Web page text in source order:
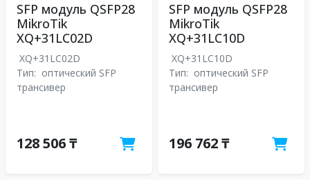
SFP модуль QSFP28
MikroTik
XQ+31LC02D
XQ+31LC02D
Тип: оптический SFP
трансивер
128 506 ₸
SFP модуль QSFP28
MikroTik
XQ+31LC10D
XQ+31LC10D
Тип: оптический SFP
трансивер
196 762 ₸